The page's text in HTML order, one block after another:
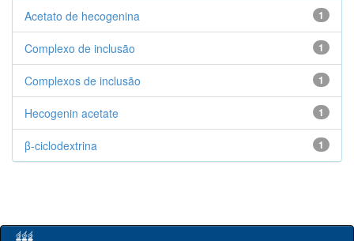
1
Acetato de hecogenina
1
Complexo de inclusão
1
Complexos de inclusão
1
Hecogenin acetate
1
β-ciclodextrina